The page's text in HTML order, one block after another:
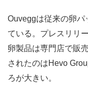
Ouveggは従来の卵
ている。プレスリリ
卵製品は専門店で販
されたのはHevo
ろが大きい。